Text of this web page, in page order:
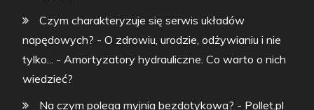
Czym charakteryzuje się serwis układów
napędowych? - O zdrowiu, urodzie, odżywianiu i nie
tylko... -Amortyzatory hydrauliczne. Co warto o nich
wiedzieć?
Na czym polega myjnia bezdotykowa? - Pollet.pl